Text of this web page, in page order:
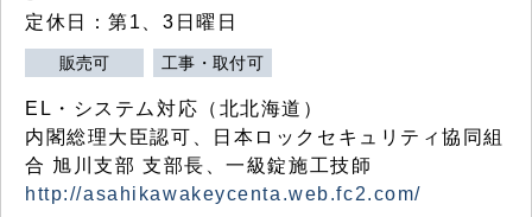
定休日：第1、3日曜日
販売可 工事・取付可
EL・システム対応（北北海道）
内閣総理大臣認可、日本ロックセキュリティ協同組
合 旭川支部 支部長、一級錠施工技師
http://asahikawakeycenta.web.fc2.com/